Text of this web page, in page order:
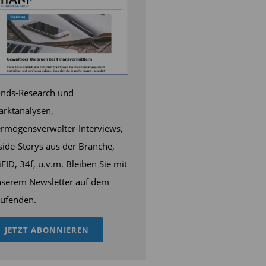
Research und
Interviews,
Storys aus der Branche,
34f, u.v.m. Bleiben Sie mit
Newsletter auf dem
JETZT ABONNIEREN